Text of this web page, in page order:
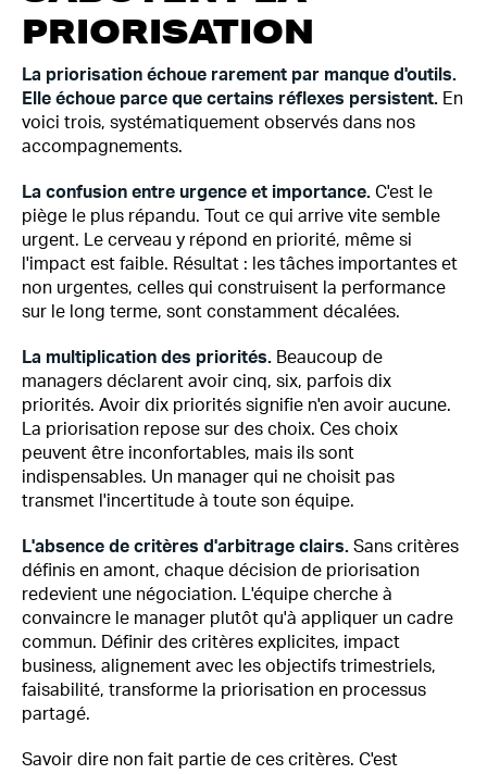
PRIORISATION
La priorisation échoue rarement par manque d'outils.
Elle échoue parce que certains réflexes persistent. En
voici trois, systématiquement observés dans nos
accompagnements.
La confusion entre urgence et importance. C'est le
piège le plus répandu. Tout ce qui arrive vite semble
urgent. Le cerveau y répond en priorité, même si
l'impact est faible. Résultat : les tâches importantes et
non urgentes, celles qui construisent la performance
sur le long terme, sont constamment décalées.
La multiplication des priorités. Beaucoup de
managers déclarent avoir cinq, six, parfois dix
priorités. Avoir dix priorités signifie n'en avoir aucune.
La priorisation repose sur des choix. Ces choix
peuvent être inconfortables, mais ils sont
indispensables. Un manager qui ne choisit pas
transmet l'incertitude à toute son équipe.
L'absence de critères d'arbitrage clairs. Sans critères
définis en amont, chaque décision de priorisation
redevient une négociation. L'équipe cherche à
convaincre le manager plutôt qu'à appliquer un cadre
commun. Définir des critères explicites, impact
business, alignement avec les objectifs trimestriels,
faisabilité, transforme la priorisation en processus
partagé.
Savoir dire non fait partie de ces critères. C'est